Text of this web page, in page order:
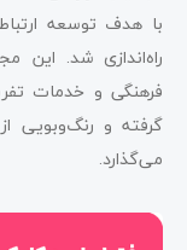
با هدف توسعه
راه‌اندازی شد. این
فرهنگی و خدمات
گرفته و رنگ‌وبویی
می‌گذارد.